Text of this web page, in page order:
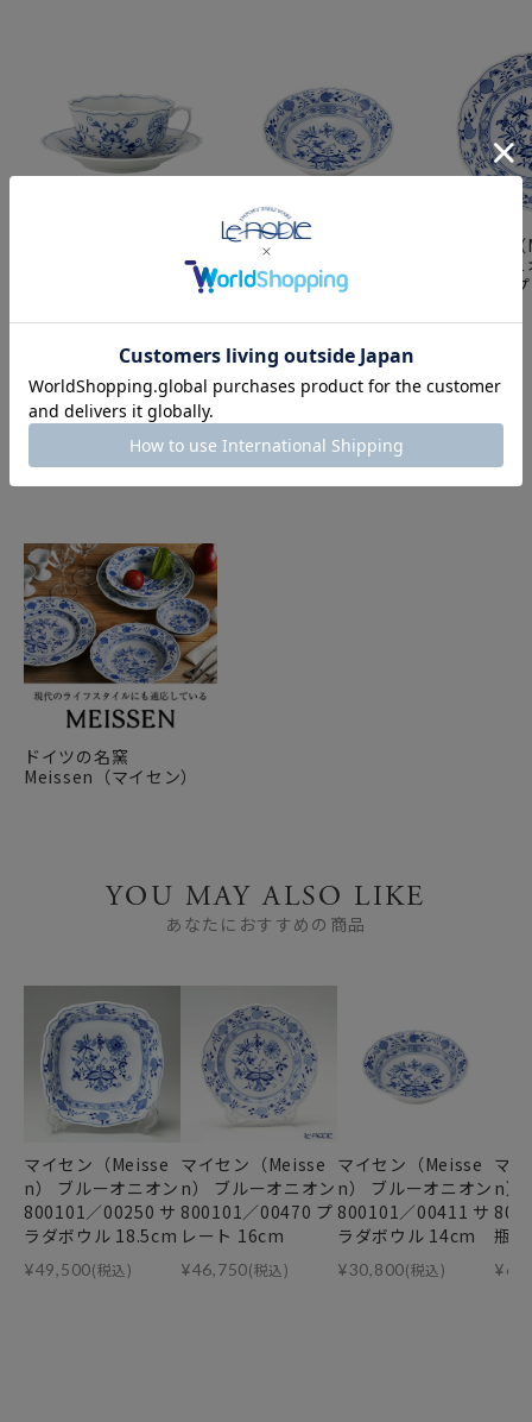
ブルーオニオン 800101
／00633 ティーカップ
マイセン（Meissen）
ブルーオニオン 800101
／00411 サラダボウル
マイセン
ブルーオ
／00472
FEATURE
特集
ドイツの名窯
Meissen（マイセン）
YOU MAY ALSO LIKE
あなたにおすすめの商品
マイセン（Meisse
n） ブルーオニオン
800101／00250 サ
ラダボウル 18.5cm
¥49,500(税込)
マイセン（Meisse
n） ブルーオニオン
800101／00470 プ
レート 16cm
¥46,750(税込)
マイセン（Meisse
n） ブルーオニオン
800101／00411 サ
ラダボウル 14cm
¥30,800(税込)
マ
n）
瓶
¥